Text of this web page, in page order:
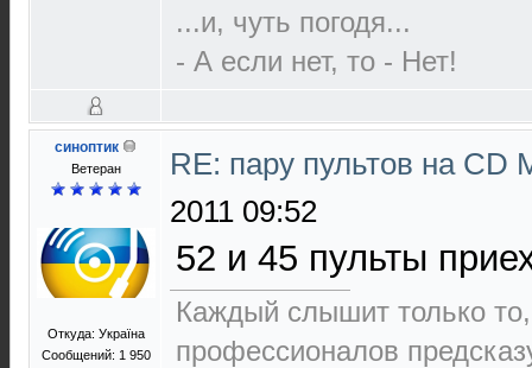
...и, чуть погодя...
- А если нет, то - Нет!
синоптик
Ветеран
Откуда: Україна
Сообщений: 1 950
RE: пару пультов на СD
2011 09:52
52 и 45 пульты
Каждый слышит только
пpофеccионалов